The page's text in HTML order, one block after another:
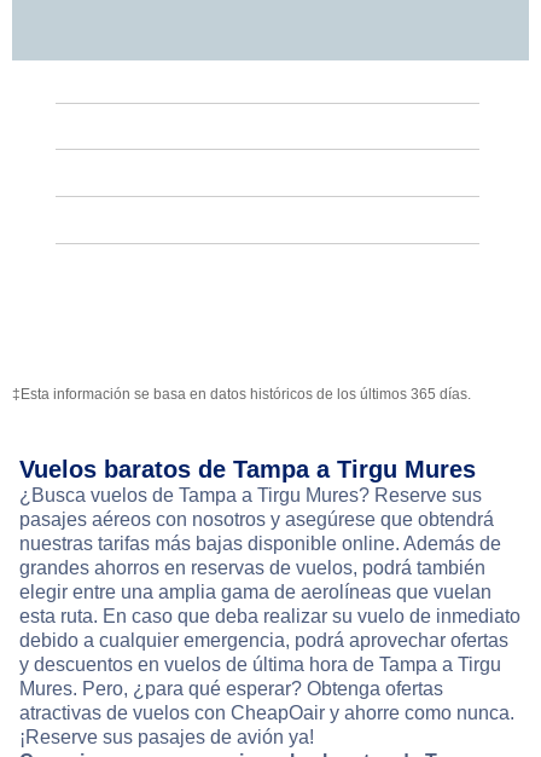
‡Esta información se basa en datos históricos de los últimos 365 días.
Vuelos baratos de Tampa a Tirgu Mures
¿Busca vuelos de Tampa a Tirgu Mures? Reserve sus
pasajes aéreos con nosotros y asegúrese que obtendrá
nuestras tarifas más bajas disponible online. Además de
grandes ahorros en reservas de vuelos, podrá también
elegir entre una amplia gama de aerolíneas que vuelan
esta ruta. En caso que deba realizar su vuelo de inmediato
debido a cualquier emergencia, podrá aprovechar ofertas
y descuentos en vuelos de última hora de Tampa a Tirgu
Mures. Pero, ¿para qué esperar? Obtenga ofertas
atractivas de vuelos con CheapOair y ahorre como nunca.
¡Reserve sus pasajes de avión ya!